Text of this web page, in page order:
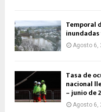
Temporal
inundadas
Agosto 6,
Tasa de
nacional
– junio de
Agosto 6,